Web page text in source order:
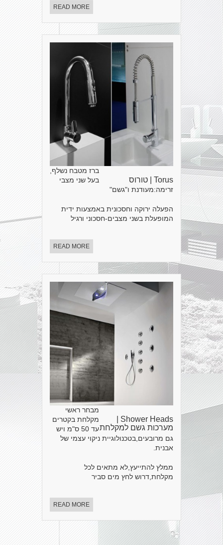
READ MORE
Torus | טורוס
ברז מטבח נשלף,
בעל שני מצבי
זרימה:מעודנת ו"גשם"
הפעלה ירוקה וחסכונית באמצעות ידית
המופעלת בשני מצבים-חסכוני ורגיל
READ MORE
מערכות גשם למקלחת
מבחר ראשי
מקלחת בקטרים
עד 50 ס"מ ויש
גם מרובעים,בטכנולוגיית ניקוי עצמי של
אבנית.
ממלץ להתייעץ,לא מתאים לכל
מקלחת,דרוש לחץ מים סביר
READ MORE